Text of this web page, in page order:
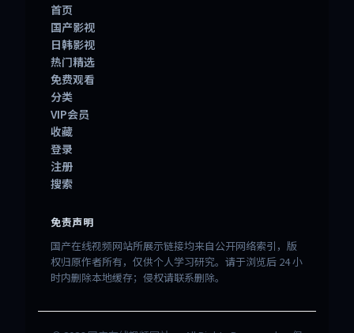
首页
国产影视
日韩影视
热门精选
免费观看
分类
VIP会员
收藏
登录
注册
搜索
免责声明
国产在线视频网站所展示链接均来自公开网络索引，版
权归原作者所有，仅供个人学习研究。请于浏览后 24 小
时内删除本地缓存；侵权请联系删除。